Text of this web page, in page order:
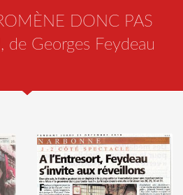
DONC PAS
de Georges Feydeau